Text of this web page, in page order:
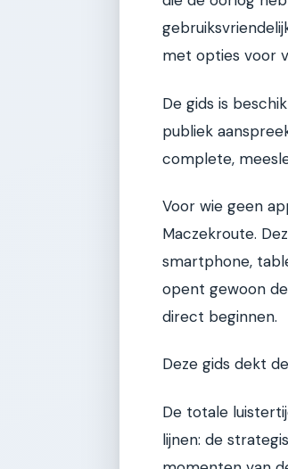
met opties voor
De gids is
publiek
complete,
Voor wie geen
Maczekroute.
smartphone,
opent gewoon de
direct beginnen.
Deze gids dekt
De totale
lijnen: de